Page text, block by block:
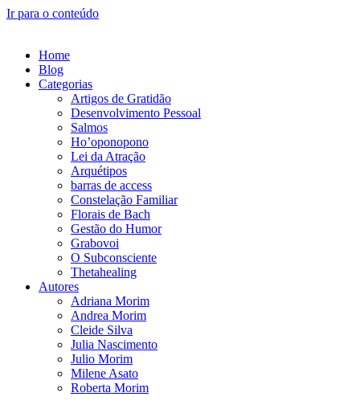
Ir para o conteúdo
Home
Blog
Categorias
Artigos de Gratidão
Desenvolvimento Pessoal
Salmos
Ho’oponopono
Lei da Atração
Arquétipos
barras de access
Constelação Familiar
Florais de Bach
Gestão do Humor
Grabovoi
O Subconsciente
Thetahealing
Autores
Adriana Morim
Andrea Morim
Cleide Silva
Julia Nascimento
Julio Morim
Milene Asato
Roberta Morim